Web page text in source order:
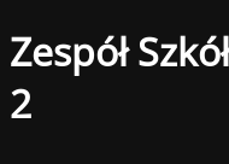
Zespół
2